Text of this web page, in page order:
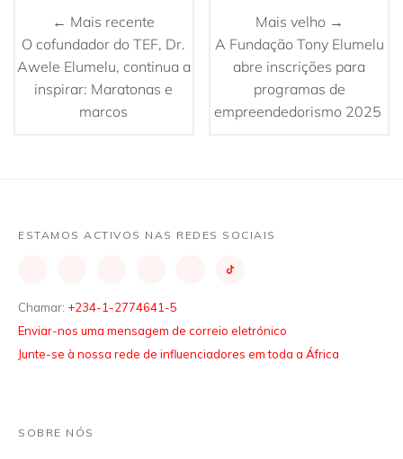
← Mais recente
O cofundador do TEF, Dr.
Awele Elumelu, continua a
inspirar: Maratonas e
marcos
Mais velho →
A Fundação Tony Elumelu
abre inscrições para
programas de
empreendedorismo 2025
ESTAMOS ACTIVOS NAS REDES SOCIAIS
Chamar: +234-1-2774641-5
Enviar-nos uma mensagem de correio eletrónico
Junte-se à nossa rede de influenciadores em toda a África
SOBRE NÓS